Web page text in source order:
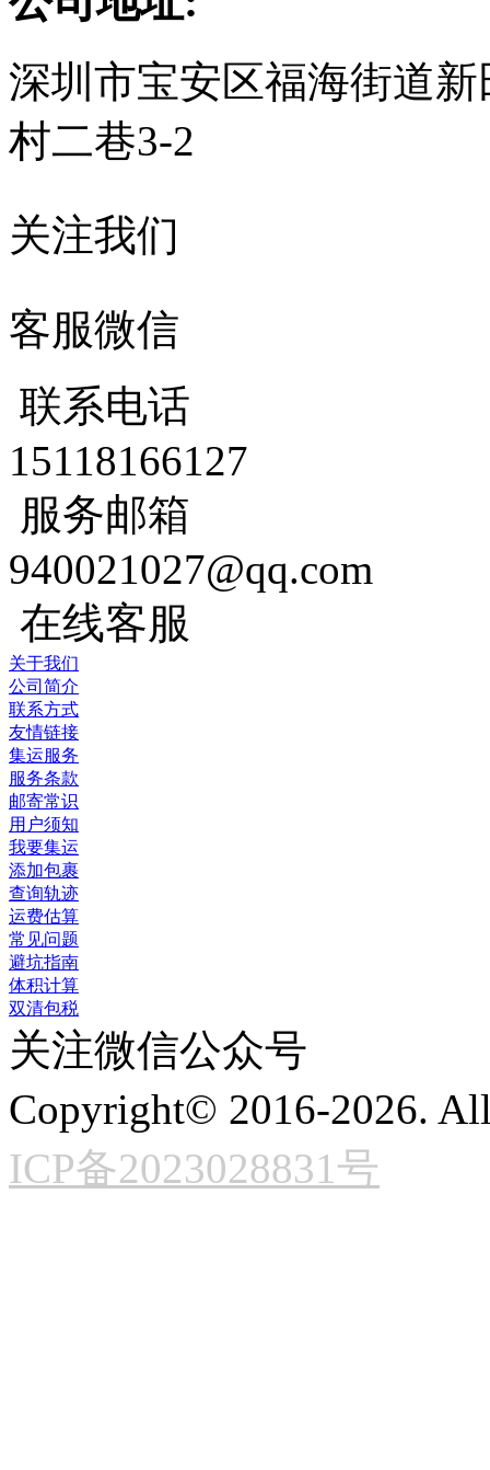
深圳市宝安区福海街道
村二巷3-2
关注我们
客服微信
联系电话
15118166127
服务邮箱
940021027@qq.com
在线客服
关于我们
公司简介
联系方式
友情链接
集运服务
服务条款
邮寄常识
用户须知
我要集运
添加包裹
查询轨迹
运费估算
常见问题
避坑指南
体积计算
双清包税
关注微信公众号
Copyright© 2016-2026.
ICP备2023028831号